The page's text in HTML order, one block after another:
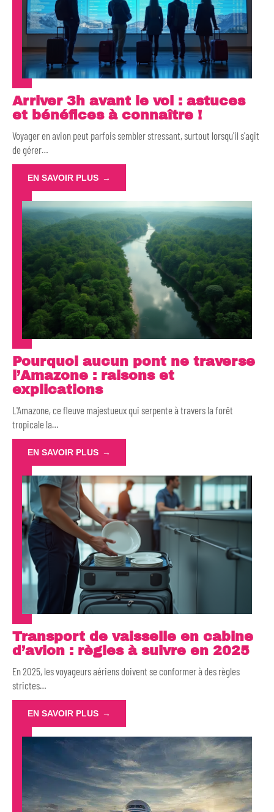
Arriver 3h avant le vol : astuces
et bénéfices à connaître !
Voyager en avion peut parfois sembler stressant, surtout lorsqu'il s'agit
de gérer…
EN SAVOIR PLUS
Pourquoi aucun pont ne traverse
l’Amazone : raisons et
explications
L'Amazone, ce fleuve majestueux qui serpente à travers la forêt
tropicale la…
EN SAVOIR PLUS
Transport de vaisselle en cabine
d’avion : règles à suivre en 2025
En 2025, les voyageurs aériens doivent se conformer à des règles
strictes…
EN SAVOIR PLUS